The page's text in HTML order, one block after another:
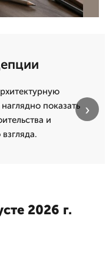
показать
и
›
2026 г.